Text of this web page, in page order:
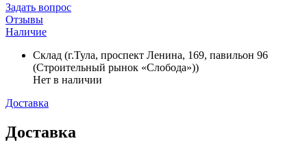
Задать вопрос
Отзывы
Наличие
Склад (г.Тула, проспект Ленина, 169, павильон 96
(Строительный рынок «Слобода»))
Нет в наличии
Доставка
Доставка